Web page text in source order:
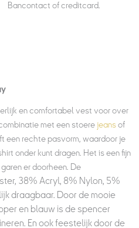
Bancontact of creditcard.
en comfortabel vest voor over
combinatie met een stoere jeansof
een rechte pasvorm, waardoor je
onder kunt dragen. Het is een fijn
er doorheen. De
38% Acryl, 8% Nylon, 5%
draagbaar. Door de mooie
en blauw is de spencer
En ook feestelijk door de